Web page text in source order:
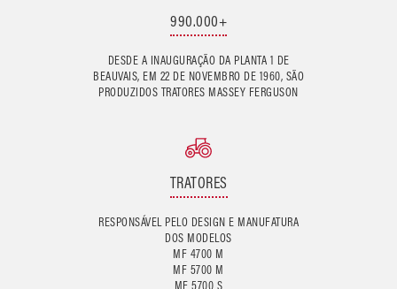
990.000+
DESDE A INAUGURAÇÃO DA PLANTA 1 DE
BEAUVAIS, EM 22 DE NOVEMBRO DE 1960, SÃO
PRODUZIDOS TRATORES MASSEY FERGUSON
TRATORES
RESPONSÁVEL PELO DESIGN E MANUFATURA
DOS MODELOS
MF 4700 M
MF 5700 M
MF 5700 S